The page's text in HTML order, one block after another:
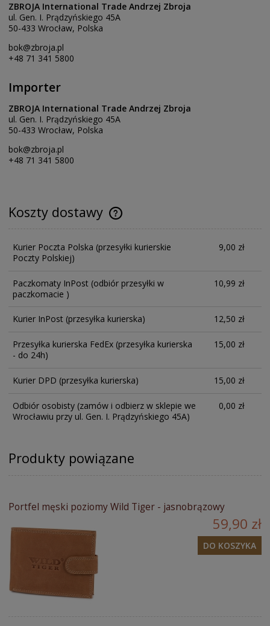
ZBROJA International Trade Andrzej Zbroja
ul. Gen. I. Prądzyńskiego 45A
50-433 Wrocław, Polska
bok@zbroja.pl
+48 71 341 5800
Importer
ZBROJA International Trade Andrzej Zbroja
ul. Gen. I. Prądzyńskiego 45A
50-433 Wrocław, Polska
bok@zbroja.pl
+48 71 341 5800
Koszty dostawy
Kurier Poczta Polska (przesyłki kurierskie
Poczty Polskiej)
9,00 zł
Paczkomaty InPost (odbiór przesyłki w
paczkomacie )
10,99 zł
Kurier InPost (przesyłka kurierska) 12,50 zł
Przesyłka kurierska FedEx (przesyłka kurierska
- do 24h)
15,00 zł
Kurier DPD (przesyłka kurierska) 15,00 zł
Odbiór osobisty (zamów i odbierz w sklepie we
Wrocławiu przy ul. Gen. I. Prądzyńskiego 45A)
0,00 zł
Produkty powiązane
Portfel męski poziomy Wild Tiger - jasnobrązowy
59,90 zł
DO KOSZYKA